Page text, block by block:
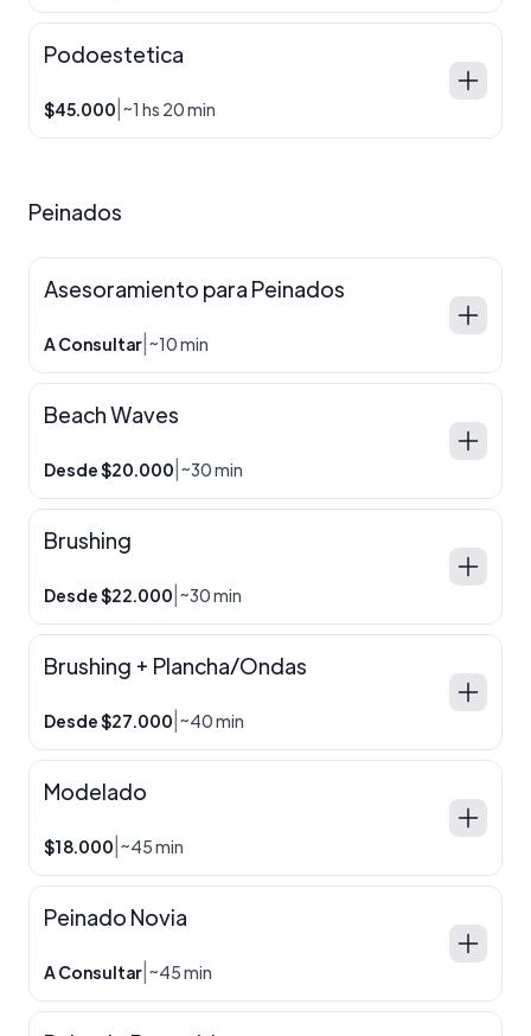
Podoestetica
$45.000 ~1 hs 20 min
Peinados
Asesoramiento para Peinados
A Consultar ~10 min
Beach Waves
Desde $20.000 ~30 min
Brushing
Desde $22.000 ~30 min
Brushing + Plancha/Ondas
Desde $27.000 ~40 min
Modelado
$18.000 ~45 min
Peinado Novia
A Consultar ~45 min